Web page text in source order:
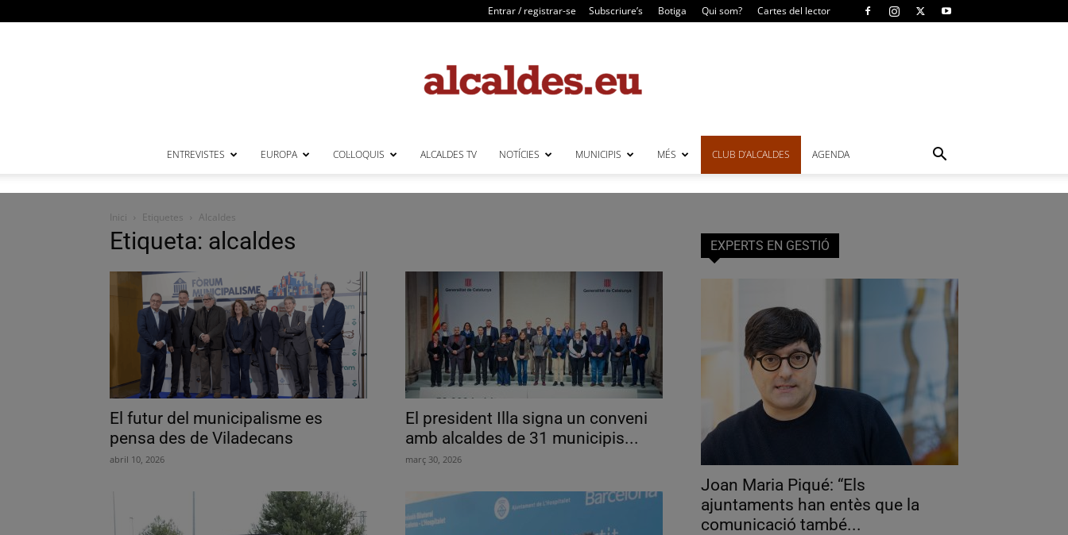
Entrar / registrar-se Subscriure’s Botiga Qui som? Cartes del lector
ENTREVISTES EUROPA COL·LOQUIS ALCALDES TV NOTÍCIES MUNICIPIS MÉS CLUB D’ALCALDES AGENDA
Inici Etiquetes Alcaldes
Etiqueta: alcaldes
El futur del municipalisme es
pensa des de Viladecans
abril 10, 2026
El president Illa signa un conveni
amb alcaldes de 31 municipis...
març 30, 2026
EXPERTS EN GESTIÓ
Joan Maria Piqué: “Els
ajuntaments han entès que la
comunicació també...